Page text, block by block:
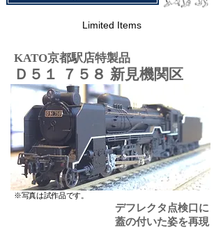
Limited Items
KATO京都駅店特製品
Ｄ５１ ７５８ 新見機関区
※写真は試作品です。
​デフレクタ点検口に
蓋の付いた姿を再現